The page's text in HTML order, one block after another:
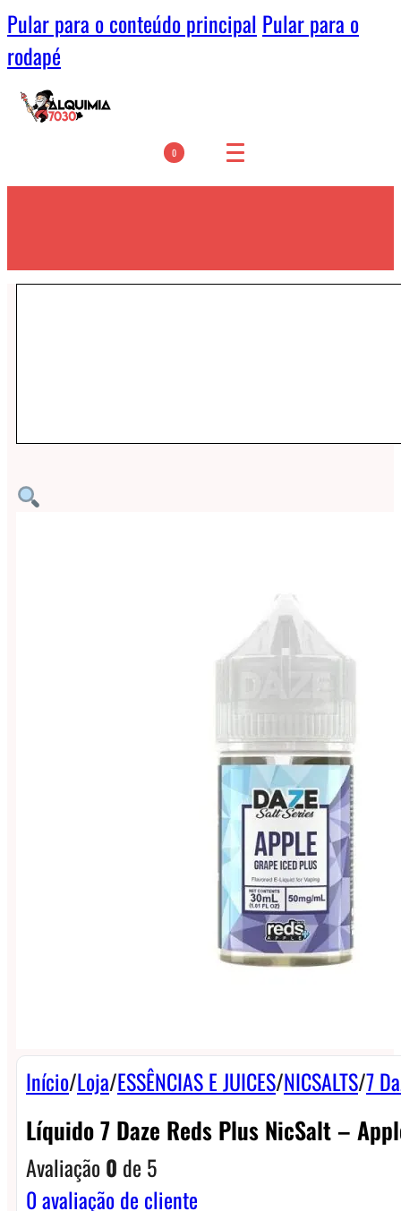
Pular para o conteúdo principal Pular para o
rodapé
0
Início/Loja/ESSÊNCIAS E JUICES/NICSALTS/7
Líquido 7 Daze Reds Plus NicSalt –
Avaliação0 de 5
0avaliação de cliente